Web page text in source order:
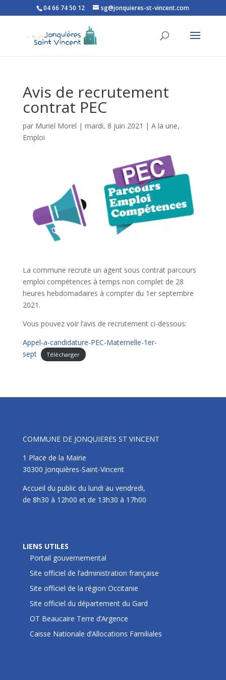
Ouvrir la barre d’outils
04 66 74 50 12 sg@jonquieres-st-vincent.com
Avis de recrutement
contrat PEC
par Muriel Morel | mardi, 8 juin 2021 | A la une,
Emploi
La commune recrute un agent sous contrat parcours
emploi compétences à temps non complet de 28
heures hebdomadaires à compter du 1er septembre
2021.
Vous pouvez voir l’avis de recrutement ci-dessous:
Appel-a-candidature-PEC-Maternelle-1er-
sept
Télécharger
COMMUNE DE JONQUIERES ST VINCENT
1 Place de la Mairie
30300 Jonquières-Saint-Vincent
Accueil du public du lundi au vendredi,
de 8h30 à 12h00 et de 13h30 à 17h00
LIENS UTILES
Portail gouvernemental
Site officiel de l’administration française
Site officiel de la région Occitanie
Site officiel du département du Gard
OT Beaucaire Terre d’Argence
Caisse Nationale d’Allocations Familiales